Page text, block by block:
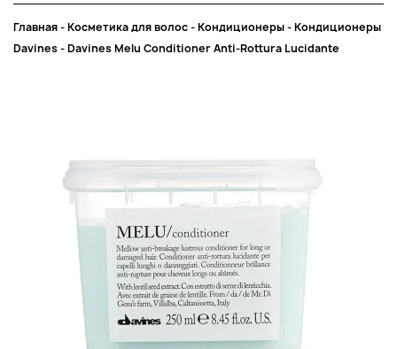
Главная-Косметика для волос-Кондиционеры-Кондиционеры
Davines-Davines Melu Conditioner Anti-Rottura Lucidante